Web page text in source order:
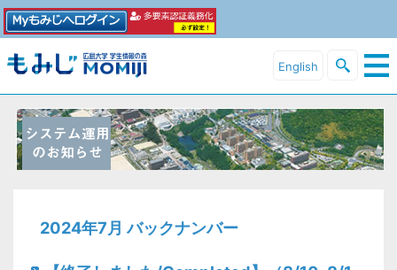
English
2024年7月 バックナンバー